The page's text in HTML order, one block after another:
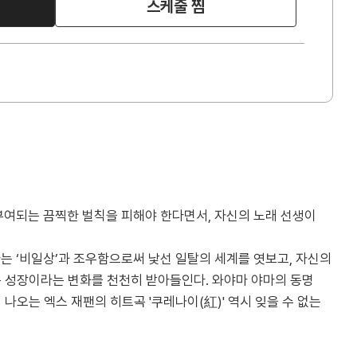
스케줄 찜
되는 끔찍한 벌칙을 피해야 한다면서, 자신의 노래 선생이
‘비일상’과 조우함으로써 낯선 일탈의 세계를 엿보고, 자신의
장이라는 변화를 천천히 받아들인다. 와야마 야마의 동명
오는 엑스 재팬의 히트곡 '쿠레나이(紅)' 역시 잊을 수 없는